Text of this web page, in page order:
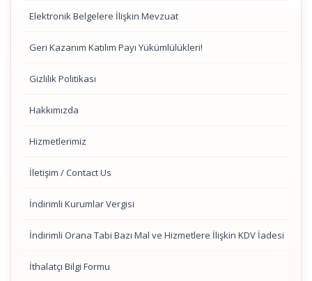
Elektronik Belgelere İlişkin Mevzuat
Geri Kazanım Katılım Payı Yükümlülükleri!
Gizlilik Politikası
Hakkımızda
Hizmetlerimiz
İletişim / Contact Us
İndirimli Kurumlar Vergisi
İndirimli Orana Tabi Bazı Mal ve Hizmetlere İlişkin KDV İadesi
İthalatçı Bilgi Formu